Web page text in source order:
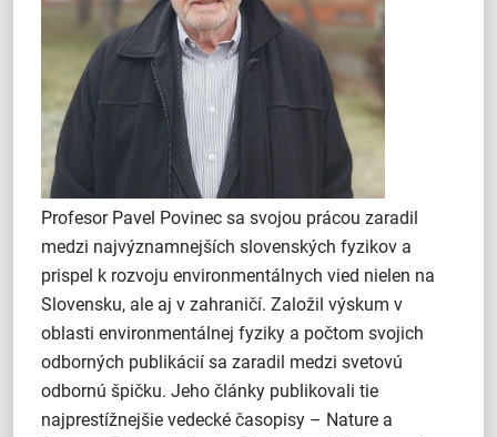
Profesor Pavel Povinec sa svojou prácou zaradil
medzi najvýznamnejších slovenských fyzikov a
prispel k rozvoju environmentálnych vied nielen na
Slovensku, ale aj v zahraničí. Založil výskum v
oblasti environmentálnej fyziky a počtom svojich
odborných publikácií sa zaradil medzi svetovú
odbornú špičku. Jeho články publikovali tie
najprestížnejšie vedecké časopisy – Nature a